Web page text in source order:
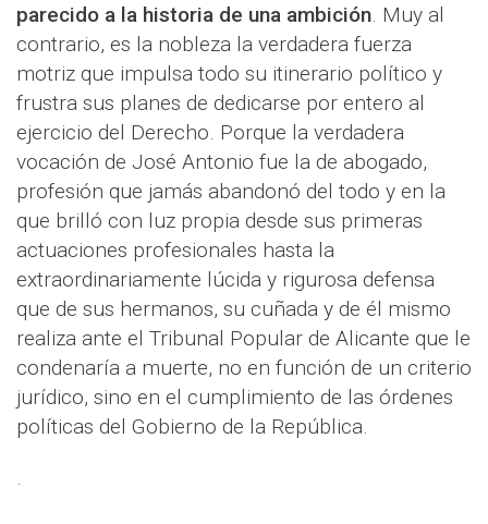
parecido a la historia de una ambición. Muy al
contrario, es la nobleza la verdadera fuerza
motriz que impulsa todo su itinerario político y
frustra sus planes de dedicarse por entero al
ejercicio del Derecho. Porque la verdadera
vocación de José Antonio fue la de abogado,
profesión que jamás abandonó del todo y en la
que brilló con luz propia desde sus primeras
actuaciones profesionales hasta la
extraordinariamente lúcida y rigurosa defensa
que de sus hermanos, su cuñada y de él mismo
realiza ante el Tribunal Popular de Alicante que le
condenaría a muerte, no en función de un criterio
jurídico, sino en el cumplimiento de las órdenes
políticas del Gobierno de la República.
.